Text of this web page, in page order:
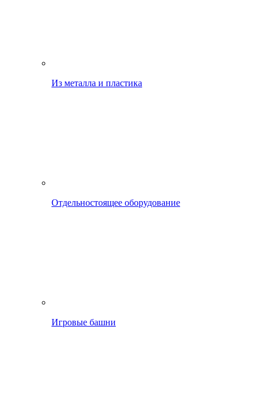
Из металла и пластика
Отдельностоящее оборудование
Игровые башни